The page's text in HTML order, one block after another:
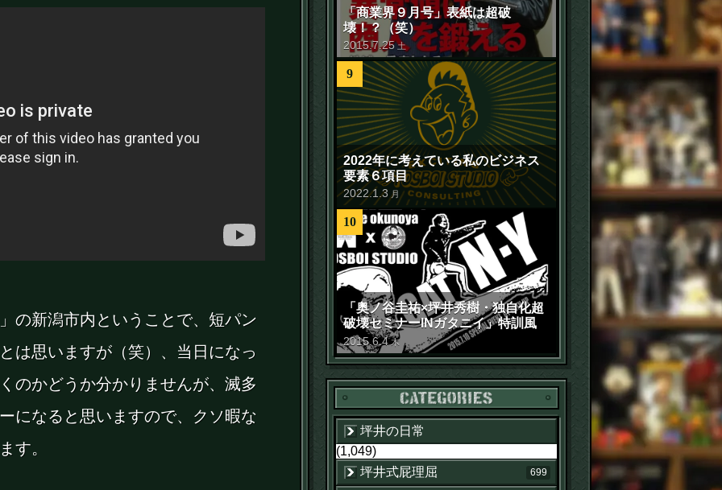
の新潟市内ということで、短パン
は思いますが（笑）、当日になっ
のかどうか分かりませんが、滅多
になると思いますので、クソ暇な
す。
「商業界９月号」表紙は超破
壊！？（笑）
2015.7.25 土
9
2022年に考えている私のビジネス
要素６項目
2022.1 .3 月
10
「奥ノ谷圭祐×坪井秀樹・独自化超
破壊セミナーINガタニイ」特訓風
景動画（苦笑）
2015.6.4 木
カテゴリー
坪井の日常
(1,049)
坪井式屁理屈
699